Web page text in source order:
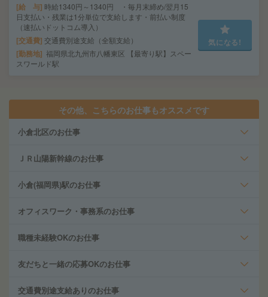
給 与 時給1340円～1340円 ・毎月末締め/翌月15
日支払い・残業は1分単位で支給します・前払い制度
（速払いドットコム導入）
交通費 交通費別途支給（全額支給）
勤務地 福岡県北九州市八幡東区 【最寄り駅】スペー
スワールド駅
気になる!
その他、こちらのお仕事もオススメです
小倉北区のお仕事
ＪＲ山陽新幹線のお仕事
小倉(福岡県)駅のお仕事
オフィスワーク・事務系のお仕事
職種未経験OKのお仕事
友だちと一緒の応募OKのお仕事
交通費別途支給ありのお仕事